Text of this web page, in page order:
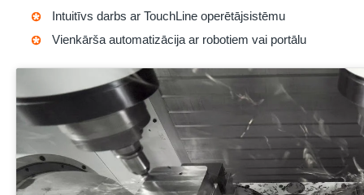
Intuitīvs darbs ar TouchLine operētājsistēmu
Vienkārša automatizācija ar robotiem vai portālu